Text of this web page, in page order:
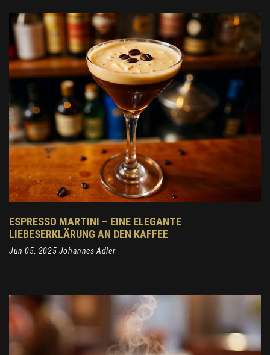
ESPRESSO MARTINI – EINE ELEGANTE
LIEBESERKLÄRUNG AN DEN KAFFEE
Jun 05, 2025 Johannes Adler